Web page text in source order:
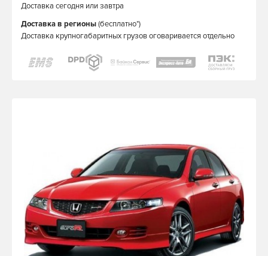
Доставка сегодня или завтра
Доставка в регионы(бесплатно*)
Доставка крупногабаритных грузов оговаривается отдельно